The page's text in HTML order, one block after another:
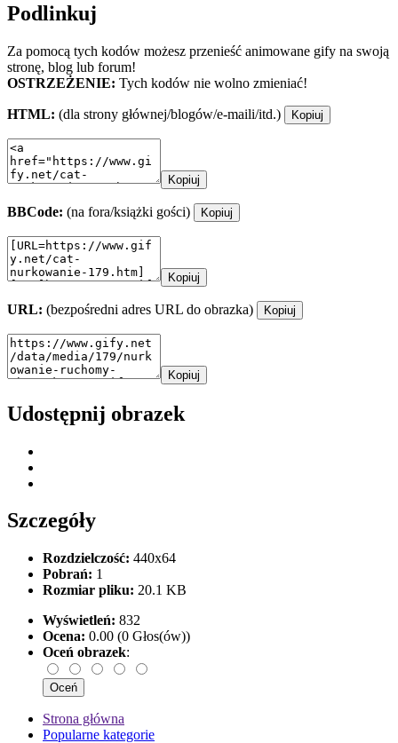
Podlinkuj
Za pomocą tych kodów możesz przenieść animowane gify na swoją
stronę, blog lub forum!
OSTRZEŻENIE: Tych kodów nie wolno zmieniać!
HTML: (dla strony głównej/blogów/e-maili/itd.) Kopiuj
Kopiuj
BBCode: (na fora/książki gości) Kopiuj
Kopiuj
URL: (bezpośredni adres URL do obrazka) Kopiuj
Kopiuj
Udostępnij obrazek
Szczegóły
Rozdzielczość: 440x64
Pobrań: 1
Rozmiar pliku: 20.1 KB
Wyświetleń: 832
Ocena: 0.00 (0 Głos(ów))
Oceń obrazek:
Strona główna
Popularne kategorie